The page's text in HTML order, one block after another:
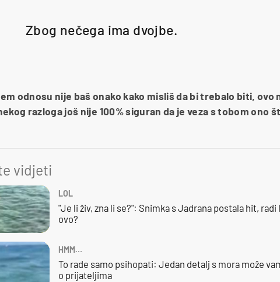
Zbog nečega ima dvojbe.
odnosu nije baš onako kako misliš da bi trebalo biti, ovo
razloga još nije 100% siguran da je veza s tobom ono
vidjeti
LOL
"Je li živ, zna li se?": Snimka s Jadrana postala hit, radi
ovo?
HMM…
To rade samo psihopati: Jedan detalj s mora može
o prijateljima